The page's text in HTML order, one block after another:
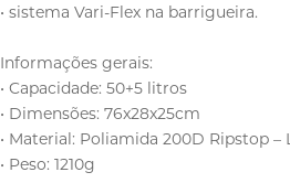
• sistema Vari-Flex na barrigueira.
Informações gerais:
• Capacidade: 50+5 litros
• Dimensões: 76x28x25cm
• Material: Poliamida 200D Ripstop –
• Peso: 1210g